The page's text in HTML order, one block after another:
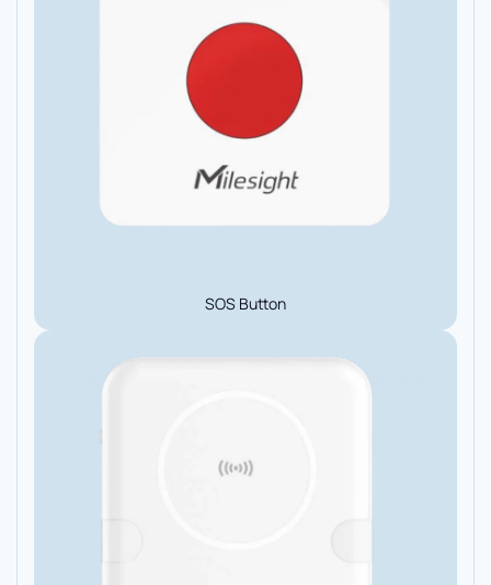
SOS Button